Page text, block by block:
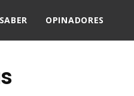
SABER OPINADORES